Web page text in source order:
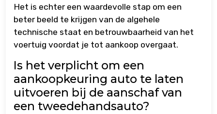
Het is echter een waardevolle stap om een
beter beeld te krijgen van de algehele
technische staat en betrouwbaarheid van het
voertuig voordat je tot aankoop overgaat.
Is het verplicht om een
aankoopkeuring auto te laten
uitvoeren bij de aanschaf van
een tweedehandsauto?